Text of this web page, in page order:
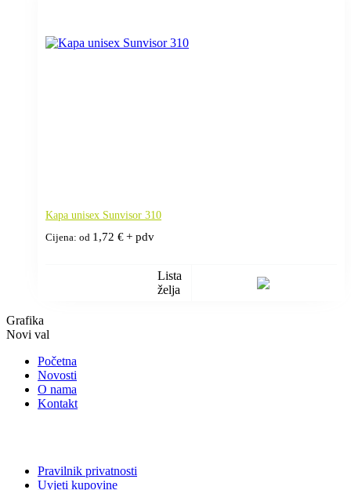
Kapa unisex Sunvisor 310
Cijena: od 1,72 €+ pdv
Lista
želja
Grafika
Novi val
Početna
Novosti
O nama
Kontakt
Pravilnik privatnosti
Uvjeti kupovine